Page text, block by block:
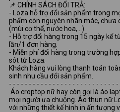
📌 CHÍNH SÁCH ĐỔI TRẢ:
- Loza hỗ trợ đổi sản phẩm trong
phẩm còn nguyên nhãn mác, chưa
(mùi cơ thể, nước hoa,...).
- Hỗ trợ đổi hàng trong 15 ngày kể
lần/1 đơn hàng.
- Miễn phí đổi hàng trong trường
sót từ Loza.
Khách hàng vui lòng thanh toán
sinh nhu cầu đổi sản phẩm.
- - - - - - - - - - - - - - - - - - - - - - - - - - - -
Áo croptop nữ hay còn gọi là áo
mọi người ưa chuộng. Áo thun nữ
với những thiết kế hình in ấn tượng